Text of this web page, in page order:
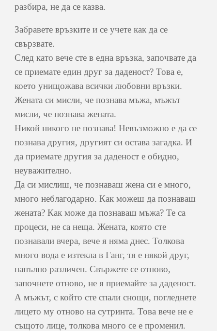
разбира, не да се казва.
Забравете връзките и се учете как да се
свързвате.
След като вече сте в една връзка, започвате да
се приемате един друг за даденост? Това е,
което унищожава всички любовни връзки.
Жената си мисли, че познава мъжа, мъжът
мисли, че познава жената.
Никой никого не познава! Невъзможно е да се
познава другия, другият си остава загадка. И
да приемате другия за даденост е обидно,
неуважително.
Да си мислиш, че познаваш жена си е много,
много неблагодарно. Как можеш да познаваш
жената? Как може да познаваш мъжа? Те са
процеси, не са неща. Жената, която сте
познавали вчера, вече я няма днес. Толкова
много вода е изтекла в Ганг, тя е някой друг,
напълно различен. Свържете се отново,
започнете отново, не я приемайте за даденост.
А мъжът, с който сте спали снощи, погледнете
лицето му отново на сутринта. Това вече не е
същото лице, толкова много се е променил.